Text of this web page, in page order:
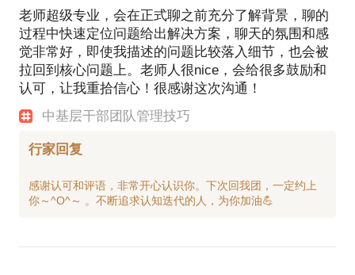
老师超级专业，会在正式聊之前充分了解背景，聊的
过程中快速定位问题给出解决方案，聊天的氛围和感
觉非常好，即使我描述的问题比较落入细节，也会被
拉回到核心问题上。老师人很nice，会给很多鼓励和
认可，让我重拾信心！很感谢这次沟通！
中基层干部团队管理技巧
行家回复
感谢认可和评语，非常开心认识你。下次回我团，一定约上